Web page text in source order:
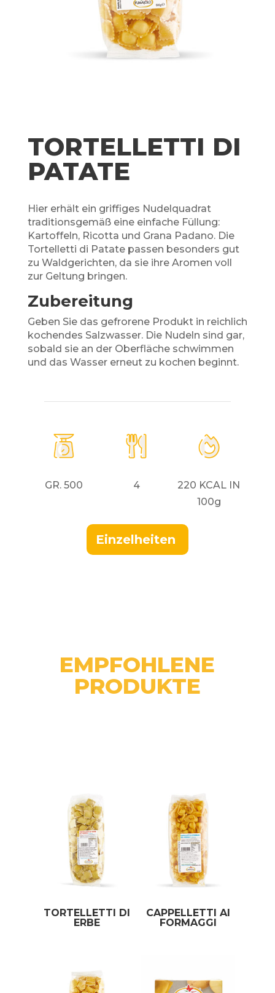
TORTELLETTI DI
PATATE
Hier erhält ein griffiges Nudelquadrat
traditionsgemäß eine einfache Füllung:
Kartoffeln, Ricotta und Grana Padano. Die
Tortelletti di Patate passen besonders gut
zu Waldgerichten, da sie ihre Aromen voll
zur Geltung bringen.
Zubereitung
Geben Sie das gefrorene Produkt in reichlich
kochendes Salzwasser. Die Nudeln sind gar,
sobald sie an der Oberfläche schwimmen
und das Wasser erneut zu kochen beginnt.
GR. 500 4
220 KCAL IN
100g
Einzelheiten
EMPFOHLENE
PRODUKTE
TORTELLETTI DI
ERBE
CAPPELLETTI AI
FORMAGGI